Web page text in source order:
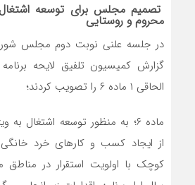
تصمیم مجلس برای توسعه
محروم و روستایی
در جلسه علنی نوبت دوم مجلس
گزارش کمیسیون تلفیق لایحه
الحاقی ۱ ماده ۶ را تصویب کردند؛
ماده ۶؛ به منظور توسعه اشتغال
از ایجاد کسب و کارهای خرد
کوچک با اولویت استقرار در مناطق